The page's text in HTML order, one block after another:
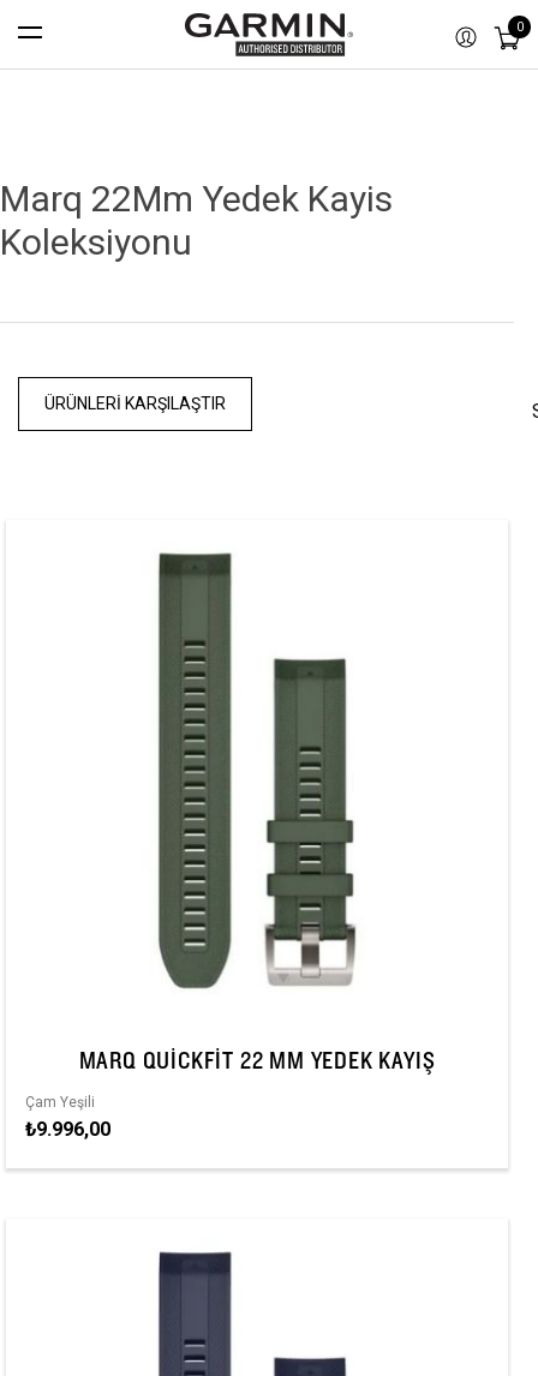
0
Marq 22Mm Yedek Kayis
Koleksiyonu
ÜRÜNLERI KARŞILAŞTIR
MARQ QUICKFIT 22 MM YEDEK KAYIŞ
Çam Yeşili
₺9.996,00